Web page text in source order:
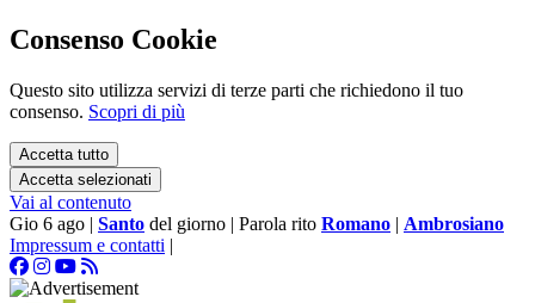
Consenso Cookie
Questo sito utilizza servizi di terze parti che richiedono il tuo
consenso. Scopri di più
Accetta tutto
Accetta selezionati
Vai al contenuto
Gio 6 ago | Santo del giorno | Parola rito Romano | Ambrosiano
Impressum e contatti |